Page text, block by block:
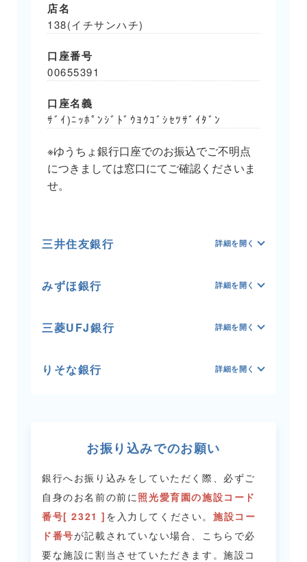
店名
138(イチサンハチ)
口座番号
00655391
口座名義
ｻﾞｲ)ﾆｯﾎﾟﾝｼﾞﾄﾞｳﾖｳｺﾞｼｾﾂｻﾞｲﾀﾞﾝ
※ゆうちょ銀行口座でのお振込でご不明点
につきましては窓口にてご確認くださいま
せ。
三井住友銀行
みずほ銀行
三菱UFJ銀行
りそな銀行
お振り込みでのお願い
銀行へお振り込みをしていただく際、必ずご
自身のお名前の前に照光愛育園の施設コード
番号[ 2321 ] を入力してください。 施設コー
ド番号が記載されていない場合、こちらで必
要な施設に割当させていただきます。施設コ